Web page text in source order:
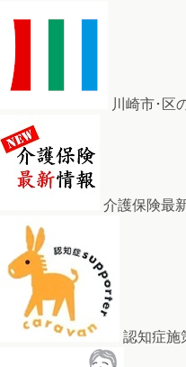
川崎市･区
介護保険最
認知症施